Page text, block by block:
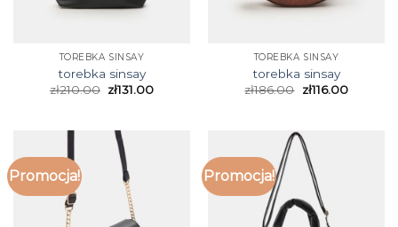
TOREBKA SINSAY
torebka sinsay
zł210.00 zł131.00
TOREBKA SINSAY
torebka sinsay
zł186.00 zł116.00
Promocja! Promocja!